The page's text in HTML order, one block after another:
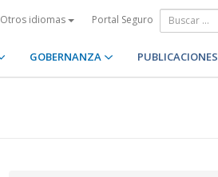
Otros idiomas Portal Seguro
GOBERNANZA